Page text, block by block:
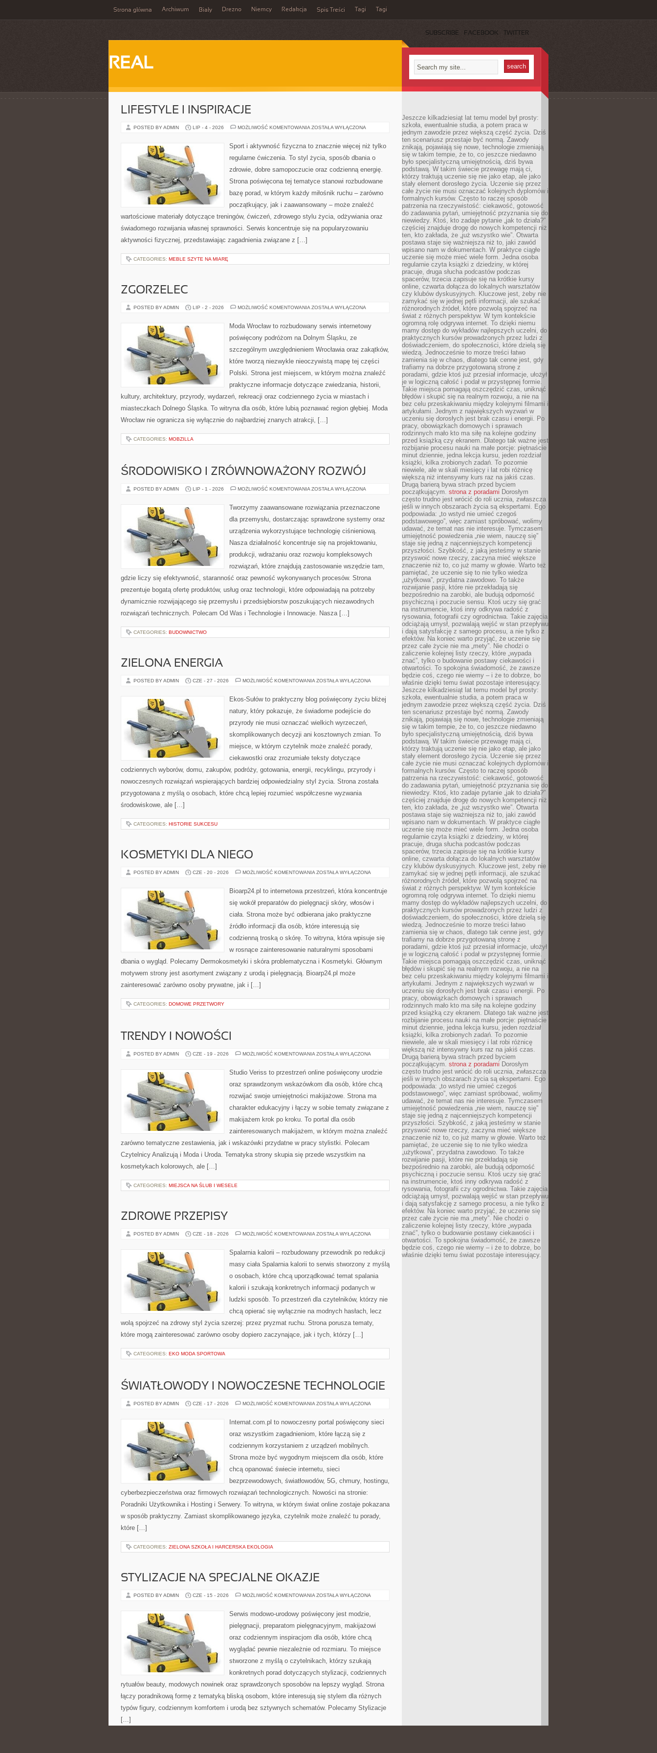
Strona główna Archiwum Biały Drezno Niemcy Redakcja Spis Treści Tagi Tagi
SUBSCRIBE FACEBOOK TWITTER
REAL
LIFESTYLE I INSPIRACJE
POSTED BY ADMIN LIP - 4 - 2026 MOŻLIWOŚĆ KOMENTOWANIA LIFESTYLE
ZOSTAŁA WYŁĄCZONA
Sport i aktywność fizyczna to znacznie więcej niż tylko
regularne ćwiczenia. To styl życia, sposób dbania o
zdrowie, dobre samopoczucie oraz codzienną energię.
Strona poświęcona tej tematyce stanowi rozbudowane
bazę porad, w którym każdy miłośnik ruchu – zarówno
początkujący, jak i zaawansowany – może znaleźć
wartościowe materiały dotyczące treningów, ćwiczeń, zdrowego stylu życia, odżywiania oraz
świadomego rozwijania własnej sprawności. Serwis koncentruje się na popularyzowaniu
aktywności fizycznej, przedstawiając zagadnienia związane z […]
CATEGORIES: MEBLE SZYTE NA MIARĘ
ZGORZELEC
POSTED BY ADMIN LIP - 2 - 2026 MOŻLIWOŚĆ KOMENTOWANIA ZGORZELEC
ZOSTAŁA WYŁĄCZONA
Moda Wrocław to rozbudowany serwis internetowy
poświęcony podróżom na Dolnym Śląsku, ze
szczególnym uwzględnieniem Wrocławia oraz zakątków,
które tworzą niezwykle nieoczywistą mapę tej części
Polski. Strona jest miejscem, w którym można znaleźć
praktyczne informacje dotyczące zwiedzania, historii,
kultury, architektury, przyrody, wydarzeń, rekreacji oraz codziennego życia w miastach i
miasteczkach Dolnego Śląska. To witryna dla osób, które lubią poznawać region głębiej. Moda
Wrocław nie ogranicza się wyłącznie do najbardziej znanych atrakcji, […]
CATEGORIES: MOBZILLA
ŚRODOWISKO I ZRÓWNOWAŻONY ROZWÓJ
POSTED BY ADMIN LIP - 1 - 2026 MOŻLIWOŚĆ KOMENTOWANIA ŚRODOWISKO
ROZWÓJ
ZOSTAŁA WYŁĄCZONA
Tworzymy zaawansowane rozwiązania przeznaczone
dla przemysłu, dostarczając sprawdzone systemy oraz
urządzenia wykorzystujące technologię ciśnieniową.
Nasza działalność koncentruje się na projektowaniu,
produkcji, wdrażaniu oraz rozwoju kompleksowych
rozwiązań, które znajdują zastosowanie wszędzie tam,
gdzie liczy się efektywność, staranność oraz pewność wykonywanych procesów. Strona
prezentuje bogatą ofertę produktów, usług oraz technologii, które odpowiadają na potrzeby
dynamicznie rozwijającego się przemysłu i przedsiębiorstw poszukujących niezawodnych
rozwiązań technicznych. Polecam Od Was i Technologie i Innowacje. Nasza […]
CATEGORIES: BUDOWNICTWO
ZIELONA ENERGIA
POSTED BY ADMIN CZE - 27 - 2026 MOŻLIWOŚĆ KOMENTOWANIA ZIELONA
ZOSTAŁA WYŁĄCZONA
Ekos-Sułów to praktyczny blog poświęcony życiu bliżej
natury, który pokazuje, że świadome podejście do
przyrody nie musi oznaczać wielkich wyrzeczeń,
skomplikowanych decyzji ani kosztownych zmian. To
miejsce, w którym czytelnik może znaleźć porady,
ciekawostki oraz zrozumiałe teksty dotyczące
codziennych wyborów, domu, zakupów, podróży, gotowania, energii, recyklingu, przyrody i
nowoczesnych rozwiązań wspierających bardziej odpowiedzialny styl życia. Strona została
przygotowana z myślą o osobach, które chcą lepiej rozumieć współczesne wyzwania
środowiskowe, ale […]
CATEGORIES: HISTORIE SUKCESU
KOSMETYKI DLA NIEGO
POSTED BY ADMIN CZE - 20 - 2026 MOŻLIWOŚĆ KOMENTOWANIA KOSMETYKI
ZOSTAŁA WYŁĄCZONA
Bioarp24.pl to internetowa przestrzeń, która koncentruje
się wokół preparatów do pielęgnacji skóry, włosów i
ciała. Strona może być odbierana jako praktyczne
źródło informacji dla osób, które interesują się
codzienną troską o skórę. To witryna, która wpisuje się
w rosnące zainteresowanie naturalnymi sposobami
dbania o wygląd. Polecamy Dermokosmetyki i skóra problematyczna i Kosmetyki. Głównym
motywem strony jest asortyment związany z urodą i pielęgnacją. Bioarp24.pl może
zainteresować zarówno osoby prywatne, jak i […]
CATEGORIES: DOMOWE PRZETWORY
TRENDY I NOWOŚCI
POSTED BY ADMIN CZE - 19 - 2026 MOŻLIWOŚĆ KOMENTOWANIA TRENDY
ZOSTAŁA WYŁĄCZONA
Studio Veriss to przestrzeń online poświęcony urodzie
oraz sprawdzonym wskazówkom dla osób, które chcą
rozwijać swoje umiejętności makijażowe. Strona ma
charakter edukacyjny i łączy w sobie tematy związane z
makijażem krok po kroku. To portal dla osób
zainteresowanych makijażem, w którym można znaleźć
zarówno tematyczne zestawienia, jak i wskazówki przydatne w pracy stylistki. Polecam
Czytelnicy Analizują i Moda i Uroda. Tematyka strony skupia się przede wszystkim na
kosmetykach kolorowych, ale […]
CATEGORIES: MIEJSCA NA ŚLUB I WESELE
ZDROWE PRZEPISY
POSTED BY ADMIN CZE - 18 - 2026 MOŻLIWOŚĆ KOMENTOWANIA ZDROWE
ZOSTAŁA WYŁĄCZONA
Spalarnia kalorii – rozbudowany przewodnik po redukcji
masy ciała Spalarnia kalorii to serwis stworzony z myślą
o osobach, które chcą uporządkować temat spalania
kalorii i szukają konkretnych informacji podanych w
ludzki sposób. To przestrzeń dla czytelników, którzy nie
chcą opierać się wyłącznie na modnych hasłach, lecz
wolą spojrzeć na zdrowy styl życia szerzej: przez pryzmat ruchu. Strona porusza tematy,
które mogą zainteresować zarówno osoby dopiero zaczynające, jak i tych, którzy […]
CATEGORIES: EKO MODA SPORTOWA
ŚWIATŁOWODY I NOWOCZESNE TECHNOLOGIE
POSTED BY ADMIN CZE - 17 - 2026 MOŻLIWOŚĆ KOMENTOWANIA ŚWIATŁOWODY
TECHNOLOGIE
ZOSTAŁA WYŁĄCZONA
Internat.com.pl to nowoczesny portal poświęcony sieci
oraz wszystkim zagadnieniom, które łączą się z
codziennym korzystaniem z urządzeń mobilnych.
Strona może być wygodnym miejscem dla osób, które
chcą opanować świecie internetu, sieci
bezprzewodowych, światłowodów, 5G, chmury, hostingu,
cyberbezpieczeństwa oraz firmowych rozwiązań technologicznych. Nowości na stronie:
Poradniki Użytkownika i Hosting i Serwery. To witryna, w którym świat online zostaje pokazana
w sposób praktyczny. Zamiast skomplikowanego języka, czytelnik może znaleźć tu porady,
które […]
CATEGORIES: ZIELONA SZKOŁA I HARCERSKA EKOLOGIA
STYLIZACJE NA SPECJALNE OKAZJE
POSTED BY ADMIN CZE - 15 - 2026 MOŻLIWOŚĆ KOMENTOWANIA STYLIZACJE
OKAZJE
ZOSTAŁA WYŁĄCZONA
Serwis modowo-urodowy poświęcony jest modzie,
pielęgnacji, preparatom pielęgnacyjnym, makijażowi
oraz codziennym inspiracjom dla osób, które chcą
wyglądać pewnie niezależnie od rozmiaru. To miejsce
stworzone z myślą o czytelnikach, którzy szukają
konkretnych porad dotyczących stylizacji, codziennych
rytuałów beauty, modowych nowinek oraz sprawdzonych sposobów na lepszy wygląd. Strona
łączy poradnikową formę z tematyką bliską osobom, które interesują się stylem dla różnych
typów figury, codziennym komfortem i urodą bez sztywnych schematów. Polecamy Stylizacje
[…]
Jeszcze kilkadziesiąt lat temu model był prosty:
szkoła, ewentualnie studia, a potem praca w
jednym zawodzie przez większą część życia. Dziś
ten scenariusz przestaje być normą. Zawody
znikają, pojawiają się nowe, technologie zmieniają
się w takim tempie, że to, co jeszcze niedawno
było specjalistyczną umiejętnością, dziś bywa
podstawą. W takim świecie przewagę mają ci,
którzy traktują uczenie się nie jako etap, ale jako
stały element dorosłego życia. Uczenie się przez
całe życie nie musi oznaczać kolejnych dyplomów i
formalnych kursów. Często to raczej sposób
patrzenia na rzeczywistość: ciekawość, gotowość
do zadawania pytań, umiejętność przyznania się do
niewiedzy. Ktoś, kto zadaje pytanie „jak to działa?”
częściej znajduje drogę do nowych kompetencji niż
ten, kto zakłada, że „już wszystko wie”. Otwarta
postawa staje się ważniejsza niż to, jaki zawód
wpisano nam w dokumentach. W praktyce ciągłe
uczenie się może mieć wiele form. Jedna osoba
regularnie czyta książki z dziedziny, w której
pracuje, druga słucha podcastów podczas
spacerów, trzecia zapisuje się na krótkie kursy
online, czwarta dołącza do lokalnych warsztatów
czy klubów dyskusyjnych. Kluczowe jest, żeby nie
zamykać się w jednej pętli informacji, ale szukać
różnorodnych źródeł, które pozwolą spojrzeć na
świat z różnych perspektyw. W tym kontekście
ogromną rolę odgrywa internet. To dzięki niemu
mamy dostęp do wykładów najlepszych uczelni, do
praktycznych kursów prowadzonych przez ludzi z
doświadczeniem, do społeczności, które dzielą się
wiedzą. Jednocześnie to morze treści łatwo
zamienia się w chaos, dlatego tak cenne jest, gdy
trafiamy na dobrze przygotowaną stronę z
poradami, gdzie ktoś już przesiał informacje, ułożył
je w logiczną całość i podał w przystępnej formie.
Takie miejsca pomagają oszczędzić czas, uniknąć
błędów i skupić się na realnym rozwoju, a nie na
bez celu przeskakiwaniu między kolejnymi filmami i
artykułami. Jednym z największych wyzwań w
uczeniu się dorosłych jest brak czasu i energii. Po
pracy, obowiązkach domowych i sprawach
rodzinnych mało kto ma siłę na kolejne godziny
przed książką czy ekranem. Dlatego tak ważne jest
rozbijanie procesu nauki na małe porcje: piętnaście
minut dziennie, jedna lekcja kursu, jeden rozdział
książki, kilka zrobionych zadań. To pozornie
niewiele, ale w skali miesięcy i lat robi różnicę
większą niż intensywny kurs raz na jakiś czas.
Drugą barierą bywa strach przed byciem
początkującym. strona z poradami Dorosłym
często trudno jest wrócić do roli ucznia, zwłaszcza
jeśli w innych obszarach życia są ekspertami. Ego
podpowiada: „to wstyd nie umieć czegoś
podstawowego”, więc zamiast spróbować, wolimy
udawać, że temat nas nie interesuje. Tymczasem
umiejętność powiedzenia „nie wiem, nauczę się”
staje się jedną z najcenniejszych kompetencji
przyszłości. Szybkość, z jaką jesteśmy w stanie
przyswoić nowe rzeczy, zaczyna mieć większe
znaczenie niż to, co już mamy w głowie. Warto też
pamiętać, że uczenie się to nie tylko wiedza
„użytkowa”, przydatna zawodowo. To także
rozwijanie pasji, które nie przekładają się
bezpośrednio na zarobki, ale budują odporność
psychiczną i poczucie sensu. Ktoś uczy się grać
na instrumencie, ktoś inny odkrywa radość z
rysowania, fotografii czy ogrodnictwa. Takie zajęcia
odciążają umysł, pozwalają wejść w stan przepływu
i dają satysfakcję z samego procesu, a nie tylko z
efektów. Na koniec warto przyjąć, że uczenie się
przez całe życie nie ma „mety”. Nie chodzi o
zaliczenie kolejnej listy rzeczy, które „wypada
znać”, tylko o budowanie postawy ciekawości i
otwartości. To spokojna świadomość, że zawsze
będzie coś, czego nie wiemy – i że to dobrze, bo
właśnie dzięki temu świat pozostaje interesujący.
Jeszcze kilkadziesiąt lat temu model był prosty:
szkoła, ewentualnie studia, a potem praca w
jednym zawodzie przez większą część życia. Dziś
ten scenariusz przestaje być normą. Zawody
znikają, pojawiają się nowe, technologie zmieniają
się w takim tempie, że to, co jeszcze niedawno
było specjalistyczną umiejętnością, dziś bywa
podstawą. W takim świecie przewagę mają ci,
którzy traktują uczenie się nie jako etap, ale jako
stały element dorosłego życia. Uczenie się przez
całe życie nie musi oznaczać kolejnych dyplomów i
formalnych kursów. Często to raczej sposób
patrzenia na rzeczywistość: ciekawość, gotowość
do zadawania pytań, umiejętność przyznania się do
niewiedzy. Ktoś, kto zadaje pytanie „jak to działa?”
częściej znajduje drogę do nowych kompetencji niż
ten, kto zakłada, że „już wszystko wie”. Otwarta
postawa staje się ważniejsza niż to, jaki zawód
wpisano nam w dokumentach. W praktyce ciągłe
uczenie się może mieć wiele form. Jedna osoba
regularnie czyta książki z dziedziny, w której
pracuje, druga słucha podcastów podczas
spacerów, trzecia zapisuje się na krótkie kursy
online, czwarta dołącza do lokalnych warsztatów
czy klubów dyskusyjnych. Kluczowe jest, żeby nie
zamykać się w jednej pętli informacji, ale szukać
różnorodnych źródeł, które pozwolą spojrzeć na
świat z różnych perspektyw. W tym kontekście
ogromną rolę odgrywa internet. To dzięki niemu
mamy dostęp do wykładów najlepszych uczelni, do
praktycznych kursów prowadzonych przez ludzi z
doświadczeniem, do społeczności, które dzielą się
wiedzą. Jednocześnie to morze treści łatwo
zamienia się w chaos, dlatego tak cenne jest, gdy
trafiamy na dobrze przygotowaną stronę z
poradami, gdzie ktoś już przesiał informacje, ułożył
je w logiczną całość i podał w przystępnej formie.
Takie miejsca pomagają oszczędzić czas, uniknąć
błędów i skupić się na realnym rozwoju, a nie na
bez celu przeskakiwaniu między kolejnymi filmami i
artykułami. Jednym z największych wyzwań w
uczeniu się dorosłych jest brak czasu i energii. Po
pracy, obowiązkach domowych i sprawach
rodzinnych mało kto ma siłę na kolejne godziny
przed książką czy ekranem. Dlatego tak ważne jest
rozbijanie procesu nauki na małe porcje: piętnaście
minut dziennie, jedna lekcja kursu, jeden rozdział
książki, kilka zrobionych zadań. To pozornie
niewiele, ale w skali miesięcy i lat robi różnicę
większą niż intensywny kurs raz na jakiś czas.
Drugą barierą bywa strach przed byciem
początkującym. strona z poradami Dorosłym
często trudno jest wrócić do roli ucznia, zwłaszcza
jeśli w innych obszarach życia są ekspertami. Ego
podpowiada: „to wstyd nie umieć czegoś
podstawowego”, więc zamiast spróbować, wolimy
udawać, że temat nas nie interesuje. Tymczasem
umiejętność powiedzenia „nie wiem, nauczę się”
staje się jedną z najcenniejszych kompetencji
przyszłości. Szybkość, z jaką jesteśmy w stanie
przyswoić nowe rzeczy, zaczyna mieć większe
znaczenie niż to, co już mamy w głowie. Warto też
pamiętać, że uczenie się to nie tylko wiedza
„użytkowa”, przydatna zawodowo. To także
rozwijanie pasji, które nie przekładają się
bezpośrednio na zarobki, ale budują odporność
psychiczną i poczucie sensu. Ktoś uczy się grać
na instrumencie, ktoś inny odkrywa radość z
rysowania, fotografii czy ogrodnictwa. Takie zajęcia
odciążają umysł, pozwalają wejść w stan przepływu
i dają satysfakcję z samego procesu, a nie tylko z
efektów. Na koniec warto przyjąć, że uczenie się
przez całe życie nie ma „mety”. Nie chodzi o
zaliczenie kolejnej listy rzeczy, które „wypada
znać”, tylko o budowanie postawy ciekawości i
otwartości. To spokojna świadomość, że zawsze
będzie coś, czego nie wiemy – i że to dobrze, bo
właśnie dzięki temu świat pozostaje interesujący.